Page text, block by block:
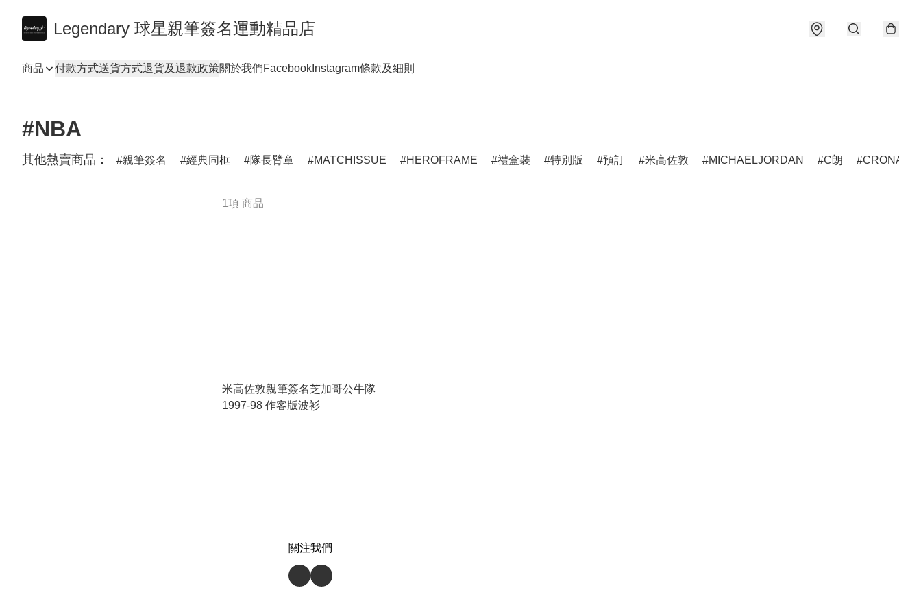
Legendary 球星親筆簽名運動精品店
商品 付款方式送貨方式退貨及退款政策關於我們 Facebook Instagram條款及細則
#NBA
其他熱賣商品： 親筆簽名 經典同框 隊長臂章 MATCHISSUE HEROFRAME 禮盒裝 特別版 預訂 米高佐敦 MICHAELJORDAN C朗
1項 商品
米高佐敦親筆簽名芝加哥公牛隊
1997-98 作客版波衫
關注我們